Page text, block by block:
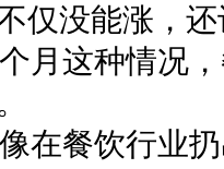
仅没能涨，
月这种情况
在餐饮行业